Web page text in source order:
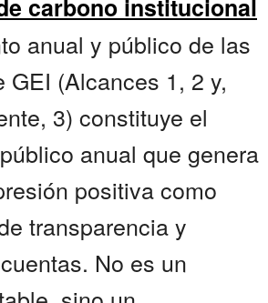
carbono institucional
anual y público de las
GEI (Alcances 1, 2 y,
3) constituye el
anual que genera
positiva como
transparencia y
No es un